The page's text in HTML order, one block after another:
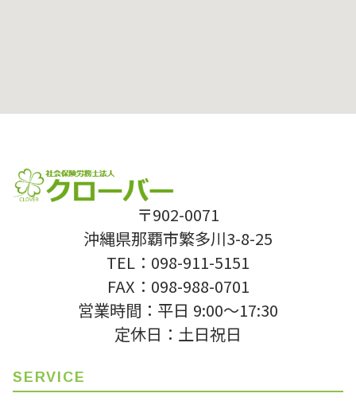
〒902-0071
沖縄県那覇市繁多川3-8-25
TEL：098-911-5151
FAX：098-988-0701
営業時間：平日 9:00〜17:30
定休日：土日祝日
SERVICE